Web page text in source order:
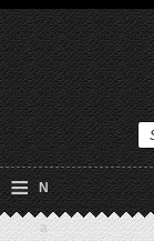
≡ N
a